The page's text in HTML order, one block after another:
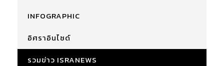
INFOGRAPHIC
อิศราอินไซด์
รวมข่าว ISRANEWS